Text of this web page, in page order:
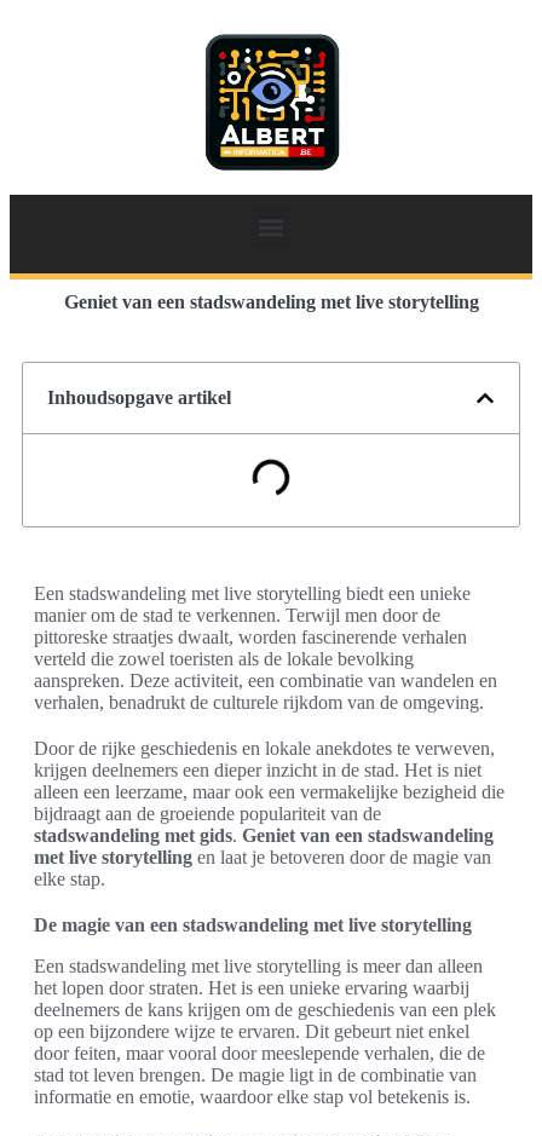
Geniet van een stadswandeling met live storytelling
Inhoudsopgave artikel
Een stadswandeling met live storytelling biedt een unieke
manier om de stad te verkennen. Terwijl men door de
pittoreske straatjes dwaalt, worden fascinerende verhalen
verteld die zowel toeristen als de lokale bevolking
aanspreken. Deze activiteit, een combinatie van wandelen en
verhalen, benadrukt de culturele rijkdom van de omgeving.
Door de rijke geschiedenis en lokale anekdotes te verweven,
krijgen deelnemers een dieper inzicht in de stad. Het is niet
alleen een leerzame, maar ook een vermakelijke bezigheid die
bijdraagt aan de groeiende populariteit van de
stadswandeling met gids. Geniet van een stadswandeling
met live storytelling en laat je betoveren door de magie van
elke stap.
De magie van een stadswandeling met live storytelling
Een stadswandeling met live storytelling is meer dan alleen
het lopen door straten. Het is een unieke ervaring waarbij
deelnemers de kans krijgen om de geschiedenis van een plek
op een bijzondere wijze te ervaren. Dit gebeurt niet enkel
door feiten, maar vooral door meeslepende verhalen, die de
stad tot leven brengen. De magie ligt in de combinatie van
informatie en emotie, waardoor elke stap vol betekenis is.